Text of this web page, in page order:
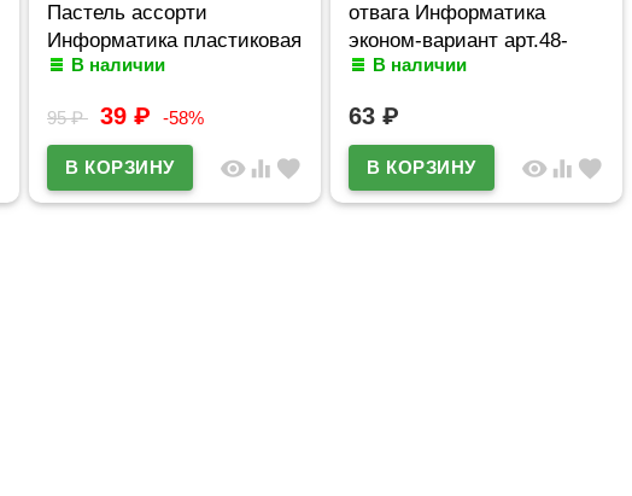
Пастель ассорти
Информатика пластиковая
обложка арт.59695
В наличии
95₽ 39 ₽ -58%
visibility equalizer favorite
отвага Информатика
эконом-вариант арт.48-
2404В наличии
63₽
visibility equalizer favorite